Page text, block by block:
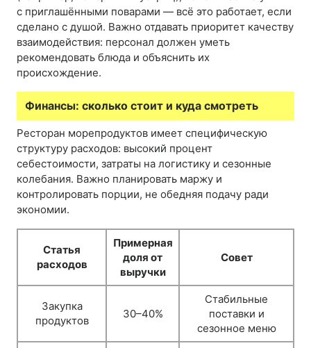
с приглашёнными поварами — всё это работает, если
сделано с душой. Важно отдавать приоритет качеству
взаимодействия: персонал должен уметь
рекомендовать блюда и объяснить их
происхождение.
Финансы: сколько стоит и куда смотреть
Ресторан морепродуктов имеет специфическую
структуру расходов: высокий процент
себестоимости, затраты на логистику и сезонные
колебания. Важно планировать маржу и
контролировать порции, не обедняя подачу ради
экономии.
Статья
расходов
Примерная
доля от
выручки
Совет
Закупка
продуктов
30–40%
Стабильные
поставки и
сезонное меню